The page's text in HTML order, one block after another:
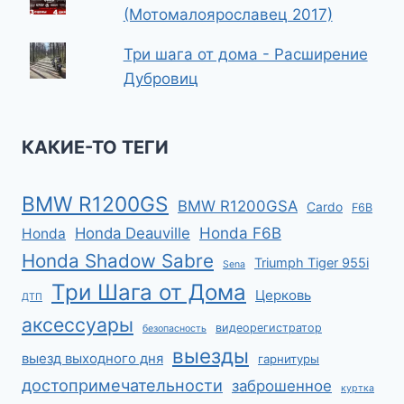
(Мотомалоярославец 2017)
Три шага от дома - Расширение
Дубровиц
КАКИЕ-ТО ТЕГИ
BMW R1200GS BMW R1200GSA Cardo F6B
Honda Honda Deauville Honda F6B
Honda Shadow Sabre Sena Triumph Tiger 955i
ДТП Три Шага от Дома Церковь
аксессуары безопасность видеорегистратор
выезд выходного дня выезды гарнитуры
достопримечательности заброшенное куртка